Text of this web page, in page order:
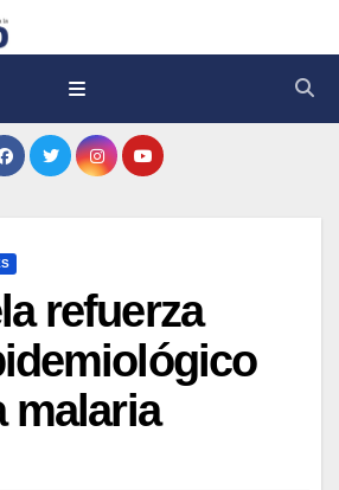
refuerza
malaria